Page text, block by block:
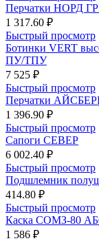
Перчатки НОРД
1 317.60 ₽
Быстрый просмотр
Ботинки VERT
ПУ/ТПУ
7 525 ₽
Быстрый просмотр
Перчатки
1 396.90 ₽
Быстрый просмотр
Сапоги СЕВЕР
6 002.40 ₽
Быстрый просмотр
Подшлемник
414.80 ₽
Быстрый просмотр
Каска СОМЗ-80
1 586 ₽